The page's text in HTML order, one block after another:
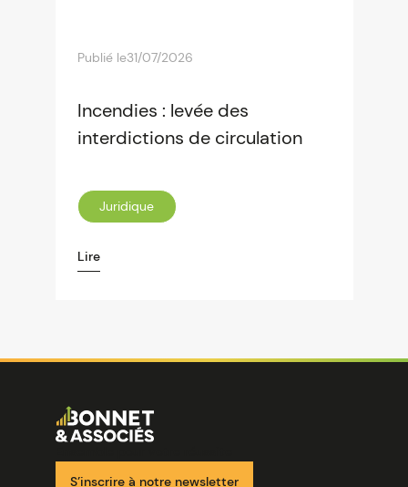
Publié le31/07/2026
Incendies : levée des
interdictions de circulation
Juridique
Lire
Image
S’inscrire à notre newsletter